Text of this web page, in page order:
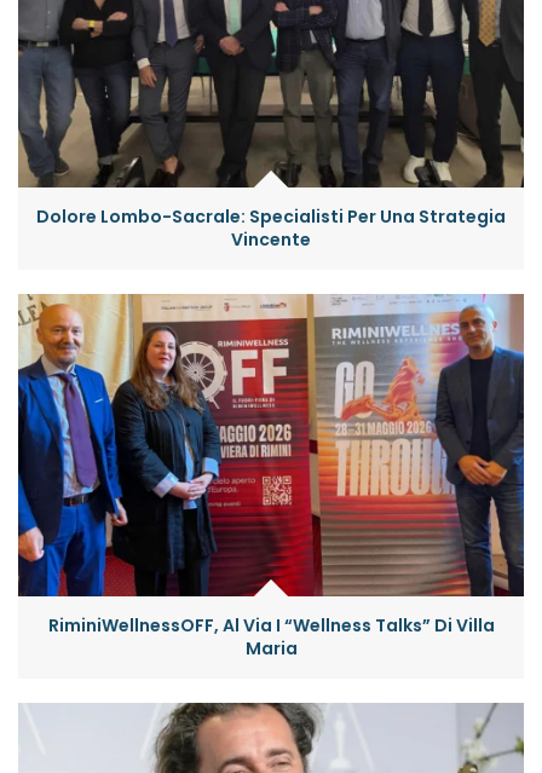
Dolore Lombo-Sacrale: Specialisti Per Una Strategia
Vincente
RiminiWellnessOFF, Al Via I “Wellness Talks” Di Villa
Maria